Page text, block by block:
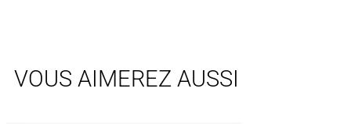
VOUS AIMEREZ AUSSI